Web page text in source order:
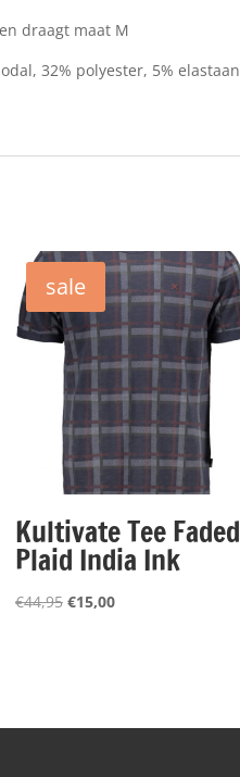
draagt maat M
32% polyester, 5% elastaan
sale
Kultivate Tee Faded
Plaid India Ink
€44,95 Oorspronkelijke
€15,00Huidige